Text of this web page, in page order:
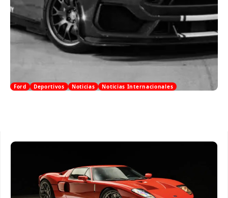
Ford Deportivos Noticias Noticias Internacionales